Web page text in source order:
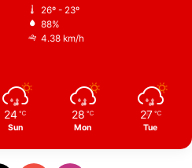
26º - 23º
88%
4.38 km/h
24 ℃
Sun
28 ℃
Mon
27 ℃
Tue